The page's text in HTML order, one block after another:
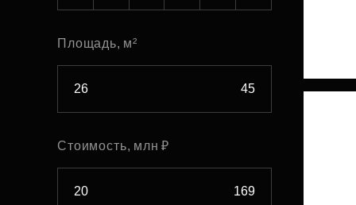
Площадь, м²
Стоимость, млн ₽